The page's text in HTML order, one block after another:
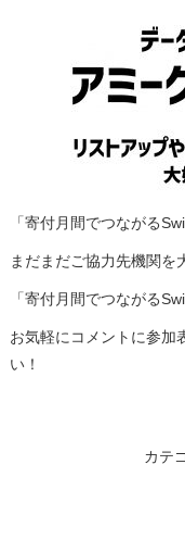
「寄付月間でつながる
まだまだご協力先機関を
「寄付月間でつながる
お気軽にコメントに参加
い！
カテ